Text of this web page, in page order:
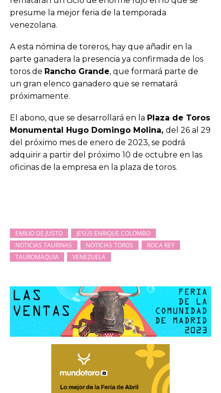
presume la mejor feria de la temporada
venezolana.
A esta nómina de toreros, hay que añadir en la
parte ganadera la presencia ya confirmada de los
toros de Rancho Grande, que formará parte de
un gran elenco ganadero que se rematará
próximamente.
El abono, que se desarrollará en la Plaza de Toros
Monumental Hugo Domingo Molina, del 26 al 29
del próximo mes de enero de 2023, se podrá
adquirir a partir del próximo 10 de octubre en las
oficinas de la empresa en la plaza de toros.
EMILIO DE JUSTO
JESÚS ENRIQUE COLOMBO
NOTICIAS TAURINAS
NOTICIAS TOROS
ROCA REY
TAUROMAQUIA
VENEZUELA